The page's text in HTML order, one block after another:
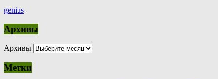
genius
Архивы
Архивы
Метки